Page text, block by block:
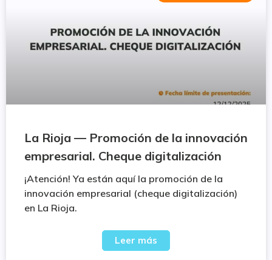
La Rioja — Promoción de la innovación
empresarial. Cheque digitalización
¡Atención! Ya están aquí la promoción de la
innovación empresarial (cheque digitalización)
en La Rioja.
Leer más